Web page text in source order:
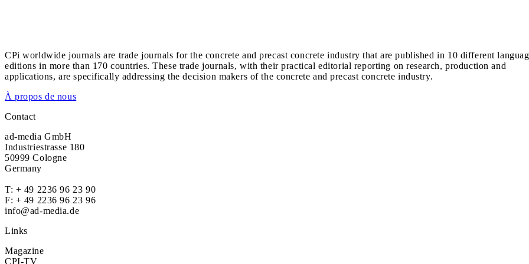
CPi worldwide journals are trade journals for the concrete and precast concrete industry that are published in 10 different
editions in more than 170 countries. These trade journals, with their practical editorial reporting on research, production and
applications, are specifically addressing the decision makers of the concrete and precast concrete industry.
À propos de nous
Contact
ad-media GmbH
Industriestrasse 180
50999 Cologne
Germany
T: + 49 2236 96 23 90
F: + 49 2236 96 23 96
info@ad-media.de
Links
Magazine
CPI-TV